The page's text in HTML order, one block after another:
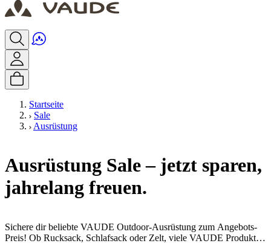
Startseite
Sale
Ausrüstung
Ausrüstung Sale – jetzt sparen,
jahrelang freuen.
Sichere dir beliebte VAUDE Outdoor-Ausrüstung zum Angebots-
Preis! Ob Rucksack, Schlafsack oder Zelt, viele VAUDE Produkte